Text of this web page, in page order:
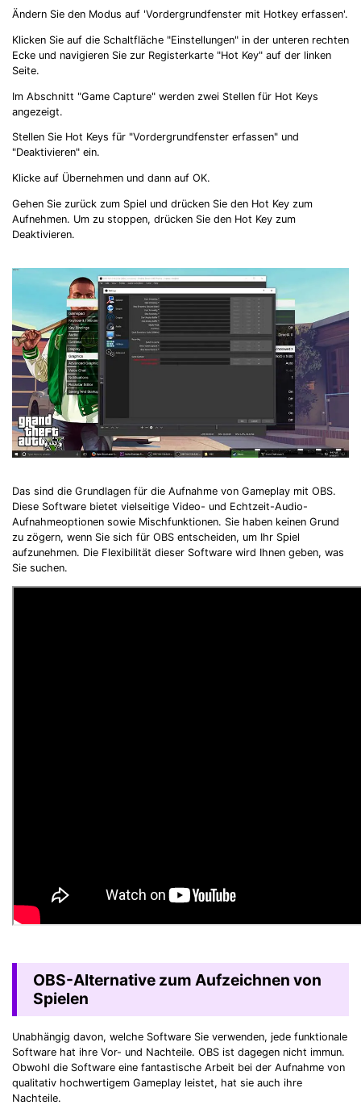
Ändern Sie den Modus auf 'Vordergrundfenster mit Hotkey erfassen'.
Klicken Sie auf die Schaltfläche "Einstellungen" in der unteren rechten
Ecke und navigieren Sie zur Registerkarte "Hot Key" auf der linken
Seite.
Im Abschnitt "Game Capture" werden zwei Stellen für Hot Keys
angezeigt.
Stellen Sie Hot Keys für "Vordergrundfenster erfassen" und
"Deaktivieren" ein.
Klicke auf Übernehmen und dann auf OK.
Gehen Sie zurück zum Spiel und drücken Sie den Hot Key zum
Aufnehmen. Um zu stoppen, drücken Sie den Hot Key zum
Deaktivieren.
Das sind die Grundlagen für die Aufnahme von Gameplay mit OBS.
Diese Software bietet vielseitige Video- und Echtzeit-Audio-
Aufnahmeoptionen sowie Mischfunktionen. Sie haben keinen Grund
zu zögern, wenn Sie sich für OBS entscheiden, um Ihr Spiel
aufzunehmen. Die Flexibilität dieser Software wird Ihnen geben, was
Sie suchen.
OBS-Alternative zum Aufzeichnen von
Spielen
Unabhängig davon, welche Software Sie verwenden, jede funktionale
Software hat ihre Vor- und Nachteile. OBS ist dagegen nicht immun.
Obwohl die Software eine fantastische Arbeit bei der Aufnahme von
qualitativ hochwertigem Gameplay leistet, hat sie auch ihre
Nachteile.